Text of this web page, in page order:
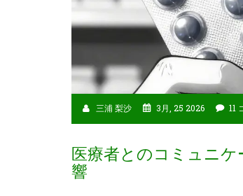
三浦 梨沙 3月, 25 2026 11
医療者とのコミュニ
響